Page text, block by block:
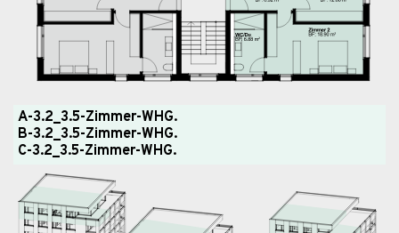
A-3.2_3.5-Zimmer-WHG.
B-3.2_3.5-Zimmer-WHG.
C-3.2_3.5-Zimmer-WHG.